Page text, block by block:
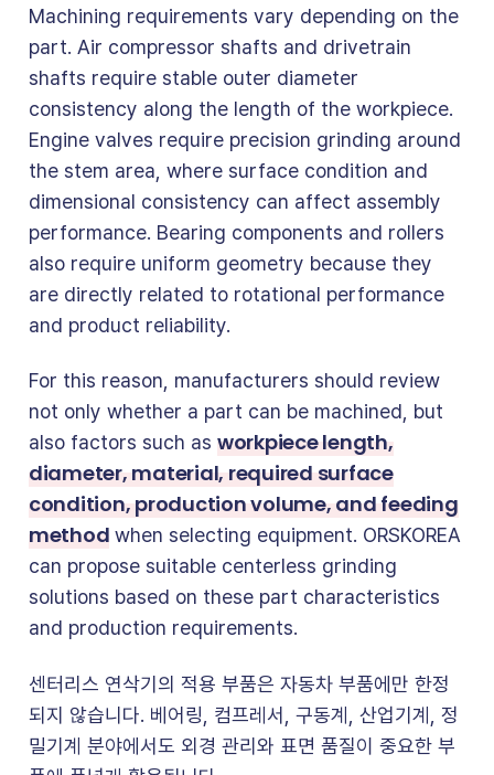
Machining requirements vary depending on the
part. Air compressor shafts and drivetrain
shafts require stable outer diameter
consistency along the length of the workpiece.
Engine valves require precision grinding around
the stem area, where surface condition and
dimensional consistency can affect assembly
performance. Bearing components and rollers
also require uniform geometry because they
are directly related to rotational performance
and product reliability.
For this reason, manufacturers should review
not only whether a part can be machined, but
also factors such as workpiece length,
diameter, material, required surface
condition, production volume, and feeding
method when selecting equipment. ORSKOREA
can propose suitable centerless grinding
solutions based on these part characteristics
and production requirements.
센터리스 연삭기의 적용 부품은 자동차 부품에만 한정
되지 않습니다. 베어링, 컴프레서, 구동계, 산업기계, 정
밀기계 분야에서도 외경 관리와 표면 품질이 중요한 부